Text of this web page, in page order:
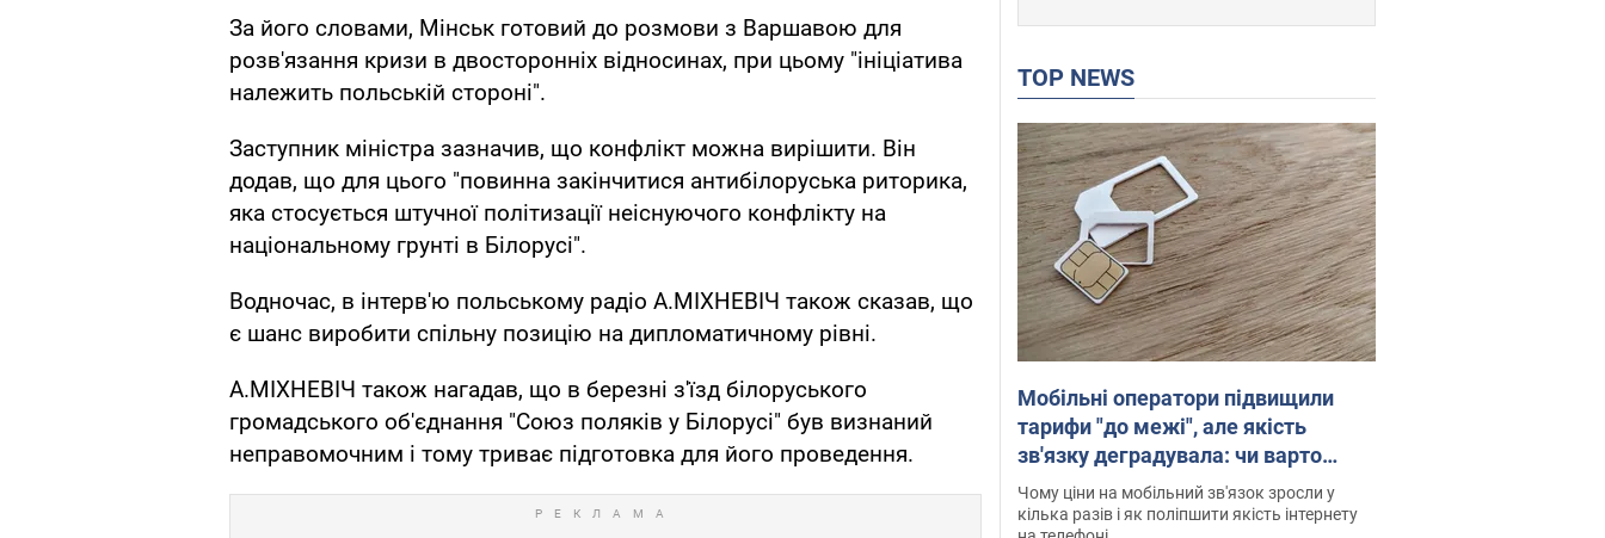
За його словами, Мінськ готовий до розмови з Варшавою для
розв'язання кризи в двосторонніх відносинах, при цьому "ініціатива
належить польській стороні".
Заступник міністра зазначив, що конфлікт можна вирішити. Він
додав, що для цього "повинна закінчитися антибілоруська риторика,
яка стосується штучної політизації неіснуючого конфлікту на
національному грунті в Білорусі".
Водночас, в інтерв'ю польському радіо А.МІХНЕВІЧ також сказав, що
є шанс виробити спільну позицію на дипломатичному рівні.
А.МІХНЕВІЧ також нагадав, що в березні з'їзд білоруського
громадського об'єднання "Союз поляків у Білорусі" був визнаний
неправомочним і тому триває підготовка для його проведення.
TOP NEWS
Мобільні оператори підвищили
тарифи "до межі", але якість
зв'язку деградувала: чи варто
скаржитись на ціни
Чому ціни на мобільний зв'язок зросли у
кілька разів і як поліпшити якість інтернету